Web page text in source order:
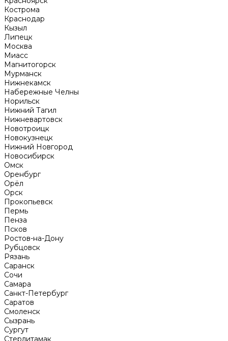
Кострома
Краснодар
Кызыл
Липецк
Москва
Миасс
Магнитогорск
Мурманск
Нижнекамск
Набережные Челны
Норильск
Нижний Тагил
Нижневартовск
Новотроицк
Новокузнецк
Нижний Новгород
Новосибирск
Омск
Оренбург
Орёл
Орск
Прокопьевск
Пермь
Пенза
Псков
Ростов-на-Дону
Рубцовск
Рязань
Саранск
Сочи
Самара
Санкт-Петербург
Саратов
Смоленск
Сызрань
Сургут
Стерлитамак